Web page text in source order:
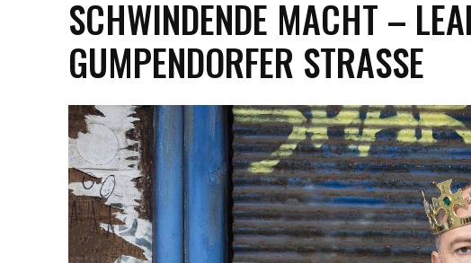
SCHWINDENDE MACHT –
GUMPENDORFER STRASSE